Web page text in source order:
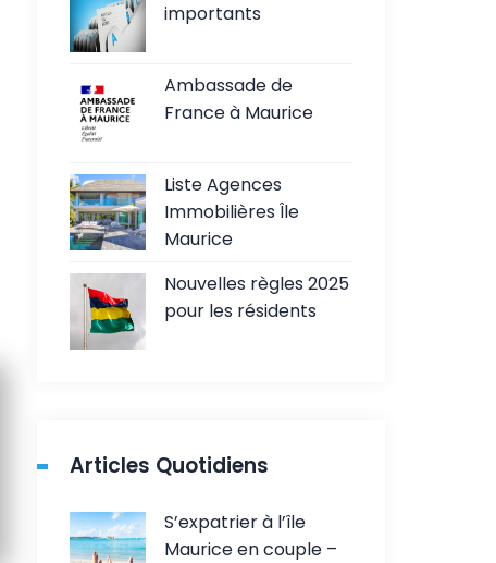
importants
Ambassade de
France à Maurice
Liste Agences
Immobilières Île
Maurice
Nouvelles règles 2025
pour les résidents
Articles Quotidiens
S’expatrier à l’île
Maurice en couple –